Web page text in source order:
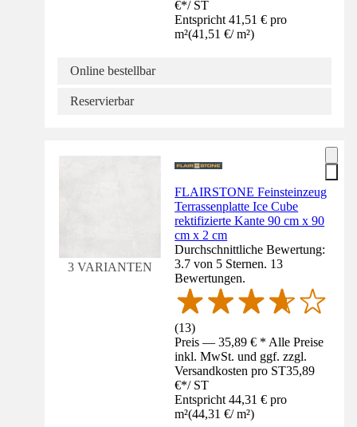
€*/ ST
Entspricht 41,51 € pro
m²(41,51 €/ m²)
Online bestellbar
Reservierbar
3 VARIANTEN
FLAIRSTONE Feinsteinzeug
Terrassenplatte Ice Cube
rektifizierte Kante 90 cm x 90
cm x 2 cm
Durchschnittliche Bewertung:
3.7 von 5 Sternen. 13
Bewertungen.
(13)
Preis — 35,89 € * Alle Preise
inkl. MwSt. und ggf. zzgl.
Versandkosten pro ST35,89
€*/ ST
Entspricht 44,31 € pro
m²(44,31 €/ m²)